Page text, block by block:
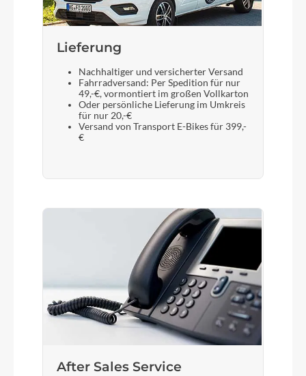
Lieferung
Nachhaltiger und versicherter Versand
Fahrradversand: Per Spedition für nur
49,-€, vormontiert im großen Vollkarton
Oder persönliche Lieferung im Umkreis
für nur 20,-€
Versand von Transport E-Bikes für 399,-
€
After Sales Service